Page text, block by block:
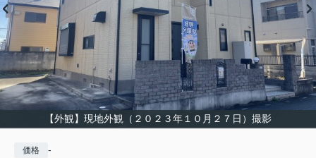
【外観】現地外観（２０２３年１０月２７日）撮影
価格 -